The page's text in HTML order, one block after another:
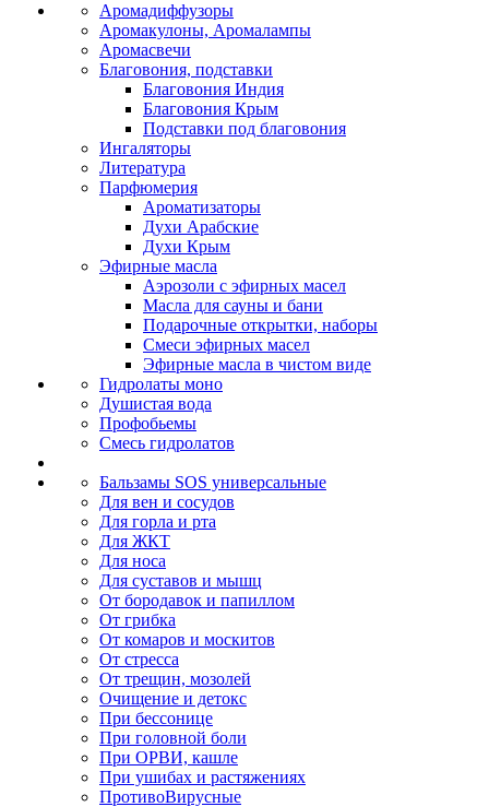
Аромадиффузоры
Аромакулоны, Аромалампы
Аромасвечи
Благовония, подставки
Благовония Индия
Благовония Крым
Подставки под благовония
Ингаляторы
Литература
Парфюмерия
Ароматизаторы
Духи Арабские
Духи Крым
Эфирные масла
Аэрозоли с эфирных масел
Масла для сауны и бани
Подарочные открытки, наборы
Смеси эфирных масел
Эфирные масла в чистом виде
Гидролаты моно
Душистая вода
Профобьемы
Смесь гидролатов
Бальзамы SOS универсальные
Для вен и сосудов
Для горла и рта
Для ЖКТ
Для носа
Для суставов и мышц
От бородавок и папиллом
От грибка
От комаров и москитов
От стресса
От трещин, мозолей
Очищение и детокс
При бессонице
При головной боли
При ОРВИ, кашле
При ушибах и растяжениях
ПротивоВирусные